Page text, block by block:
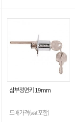
삼부정면키 19mm
도매가격(vat포함)